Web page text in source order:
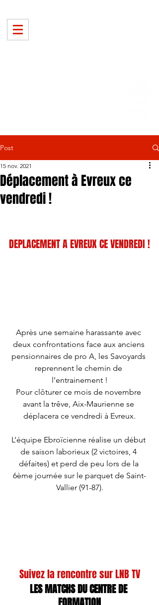
Post
Déplacement à Evreux ce
vendredi !
15 nov. 2021
DEPLACEMENT A EVREUX CE VENDREDI !
Après une semaine harassante avec
deux confrontations face aux anciens
pensionnaires de pro A, les Savoyards
reprennent le chemin de
l’entrainement !
Pour clôturer ce mois de novembre
avant la trêve, Aix-Maurienne se
déplacera ce vendredi à Evreux.
L’équipe Ebroïcienne réalise un début
de saison laborieux (2 victoires, 4
défaites) et perd de peu lors de la
6ème journée sur le parquet de Saint-
Vallier (91-87).
Suivez la rencontre sur LNB TV
LES MATCHS DU CENTRE DE